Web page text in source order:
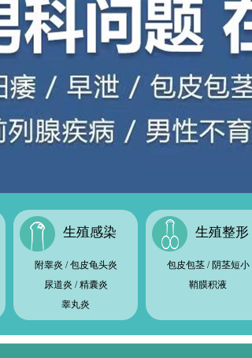
生殖感染
附睾炎 /包皮龟头炎
尿道炎 /精囊炎
睾丸炎
生殖整形
包皮包茎/ 阴茎短小
鞘膜积液